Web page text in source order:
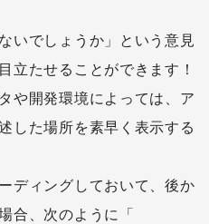
いでしょうか」という意見
立たせることができます！
や開発環境によっては、ア
した場所を素早く表示する
ディングしておいて、後か
合、次のように「